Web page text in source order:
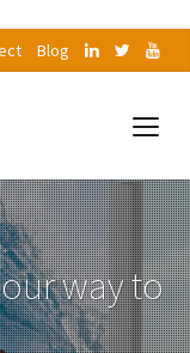
Blog
way to